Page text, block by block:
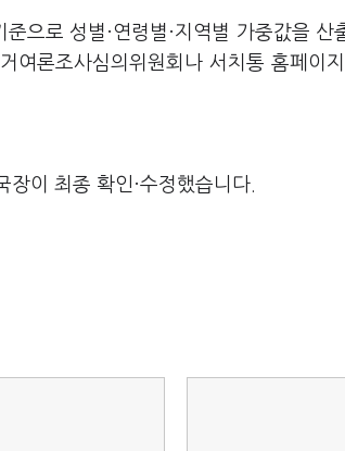
으로 성별·연령별·지역별 가중값을 산
여론조사심의위원회나 서치통 홈페이
이 최종 확인·수정했습니다.